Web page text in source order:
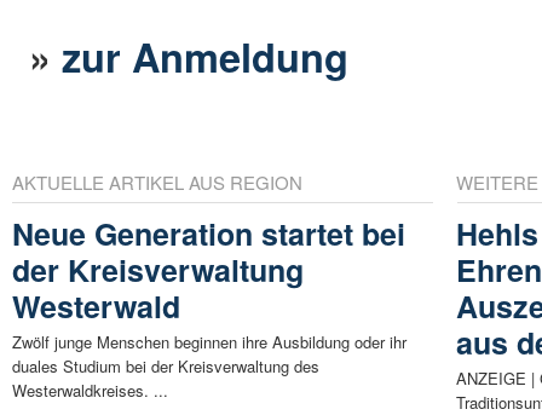
»zur Anmeldung
AKTUELLE ARTIKEL AUS REGION
Neue Generation startet bei
der Kreisverwaltung
Westerwald
Zwölf junge Menschen beginnen ihre Ausbildung oder ihr
duales Studium bei der Kreisverwaltung des
Westerwaldkreises. ...
aus
ANZEIGE |